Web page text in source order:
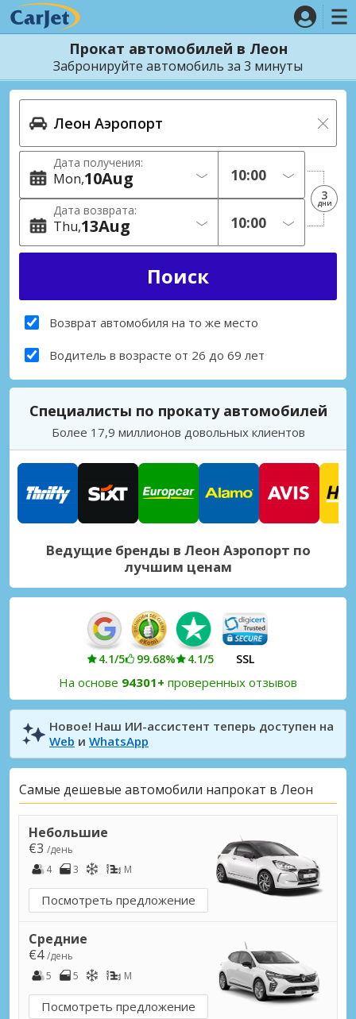
Прокат автомобилей в Леон
Забронируйте автомобиль за 3 минуты
Дата получения:
Mon 10Aug
Дата возврата:
Thu 13Aug
3
дни
Возврат автомобиля на то же место
Водитель в возрасте от 26 до 69 лет
Специалисты по прокату автомобилей
Более 17,9 миллионов довольных клиентов
Ведущие бренды в Леон Аэропорт по
лучшим ценам
4.1/5 99.68% 4.1/5 SSL
На основе 94301+ проверенных отзывов
Новое! Наш ИИ-ассистент теперь доступен на
Web и WhatsApp
Самые дешевые автомобили напрокат в Леон
Небольшие
€3 /день
4
3 M
Посмотреть предложение
Средние
€4/день
5
5 M
Посмотреть предложение